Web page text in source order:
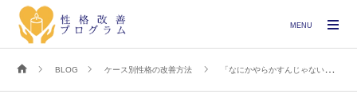
BLOG ケース別性格の改善方法 「なにかやらかすんじゃないか…自分のことを信用できないあなた」のための好転ポイント
MENU